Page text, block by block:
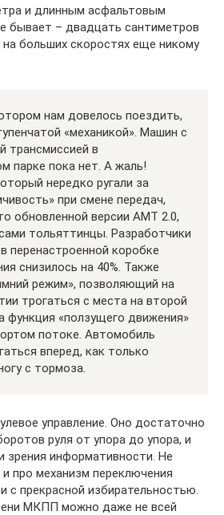
и длинным асфальтовым
бывает – двадцать сантиметров
больших скоростях еще никому
нам довелось поездить,
«механикой». Машин с
трансмиссией в
парке пока нет. А жаль!
нередко ругали за
при смене передач,
обновленной версии АМТ 2.0,
тольяттинцы. Разработчики
перенастроенной коробке
снизилось на 40%. Также
режим», позволяющий на
трогаться с места на второй
функция «ползущего движения»
потоке. Автомобиль
вперед, как только
с тормоза.
управление. Оно достаточно
руля от упора до упора, и
зрения информативности. Не
про механизм переключения
с прекрасной избирательностью.
МКПП можно даже не всей